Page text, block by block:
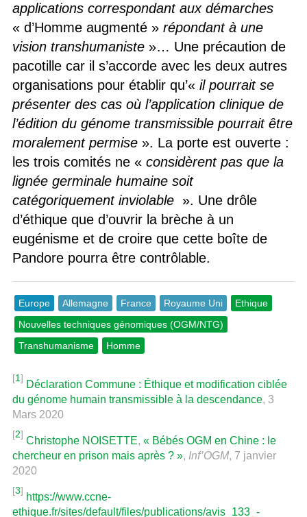
applications correspondant aux démarches
« d’Homme augmenté » répondant à une
vision transhumaniste»… Une précaution de
pacotille car il s’accorde avec les deux autres
organisations pour établir qu’« il pourrait se
présenter des cas où l’application clinique de
l’édition du génome transmissible pourrait être
moralement permise». La porte est ouverte :
les trois comités ne « considèrent pas que la
lignée germinale humaine soit
catégoriquement inviolable ». Une drôle
d’éthique que d’ouvrir la brèche à un
eugénisme et de croire que cette boîte de
Pandore pourra être contrôlable.
Europe Allemagne France Royaume Uni
Ethique
Nouvelles techniques génomiques (OGM/NTG)
Transhumanisme
Homme
[1]
Déclaration Commune : Éthique et modification ciblée
du génome humain transmissible à la descendance, 3
Mars 2020
[2]
Christophe NOISETTE, « Bébés OGM en Chine : le
chercheur en prison mais après ? », Inf’OGM, 7 janvier
2020
[3]
https://www.ccne-
ethique.fr/sites/default/files/publications/avis_133_-